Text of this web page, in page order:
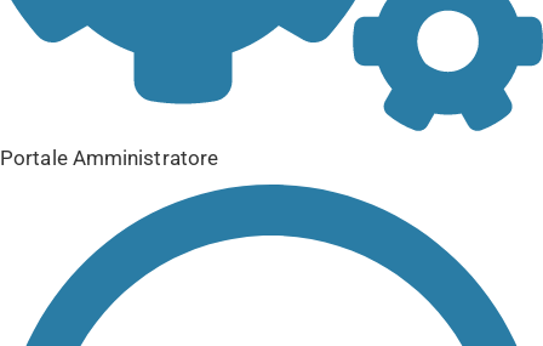
Portale Amministratore